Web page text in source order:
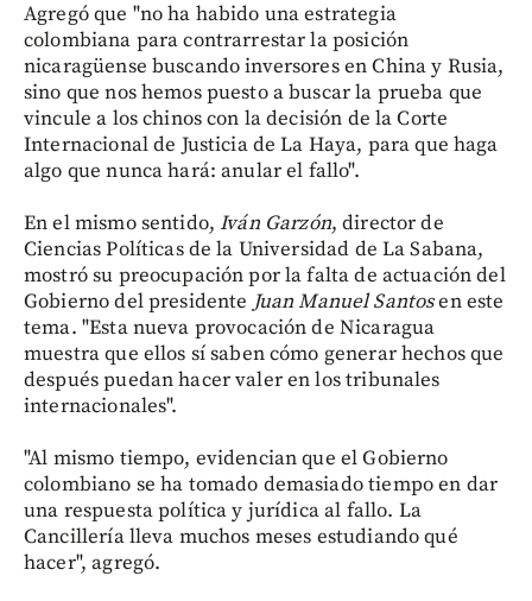
Agregó que "no ha habido una estrategia
colombiana para contrarrestar la posición
nicaragüense buscando inversores en China y Rusia,
sino que nos hemos puesto a buscar la prueba que
vincule a los chinos con la decisión de la Corte
Internacional de Justicia de La Haya, para que haga
algo que nunca hará: anular el fallo".
En el mismo sentido,Iván Garzón, director de
Ciencias Políticas de la Universidad de La Sabana,
mostró su preocupación por la falta de actuación del
Gobierno del presidente Juan Manuel Santosen este
tema. "Esta nueva provocación de Nicaragua
muestra que ellos sí saben cómo generar hechos que
después puedan hacer valer en los tribunales
internacionales".
"Al mismo tiempo, evidencian que el Gobierno
colombiano se ha tomado demasiado tiempo en dar
una respuesta política y jurídica al fallo. La
Cancillería lleva muchos meses estudiando qué
hacer", agregó.